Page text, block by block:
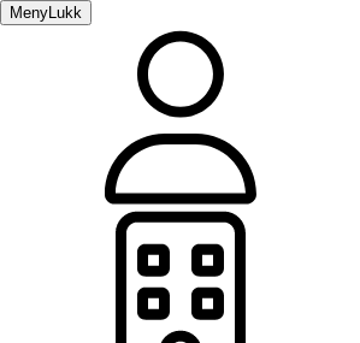
Meny Lukk